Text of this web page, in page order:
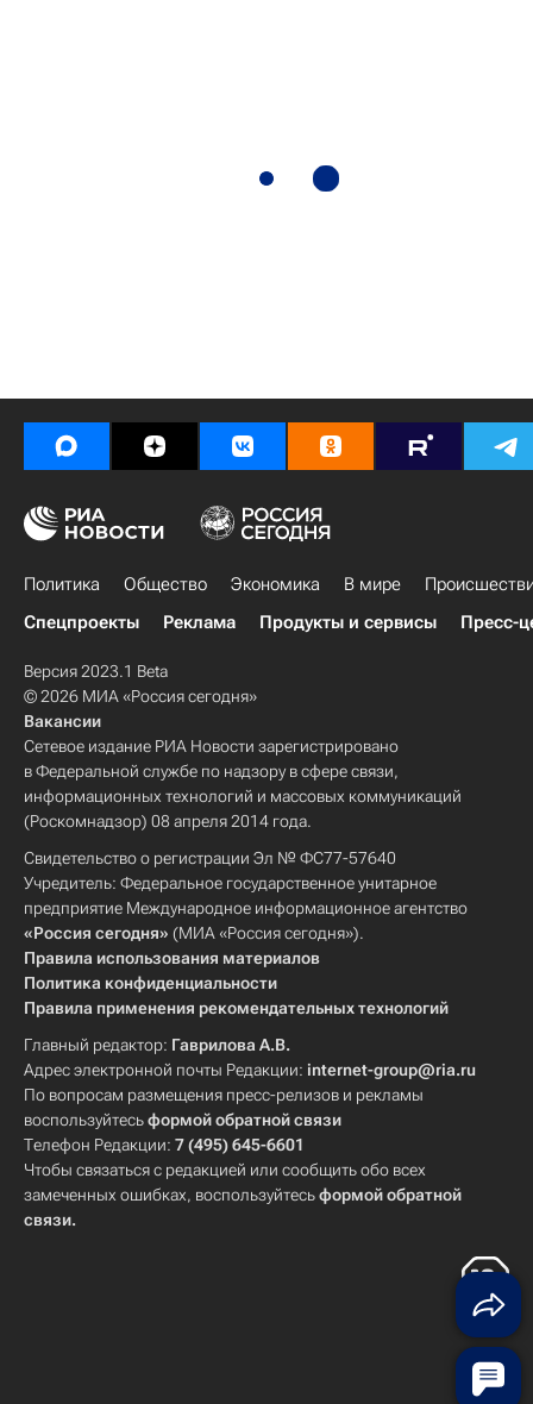
Политика Общество Экономика В мире
Спецпроекты
Реклама Продукты и сервисы Пресс-
Версия 2023.1 Beta
© 2026 МИА «Россия сегодня»
Вакансии
Сетевое издание РИА Новости зарегистрировано
в Федеральной службе по надзору в сфере связи,
информационных технологий и массовых коммуникаций
(Роскомнадзор) 08 апреля 2014 года.
Свидетельство о регистрации Эл № ФС77-57640
Учредитель: Федеральное государственное унитарное
предприятие Международное информационное агентство
«Россия сегодня» (МИА «Россия сегодня»).
Правила использования материалов
Политика конфиденциальности
Правила применения рекомендательных технологий
Главный редактор: Гаврилова А.В.
Адрес электронной почты Редакции: internet-group@ria.ru
По вопросам размещения пресс-релизов и рекламы
воспользуйтесьформой обратной связи
Телефон Редакции: 7 (495) 645-6601
Чтобы связаться с редакцией или сообщить обо всех
замеченных ошибках, воспользуйтесьформой обратной
связи.